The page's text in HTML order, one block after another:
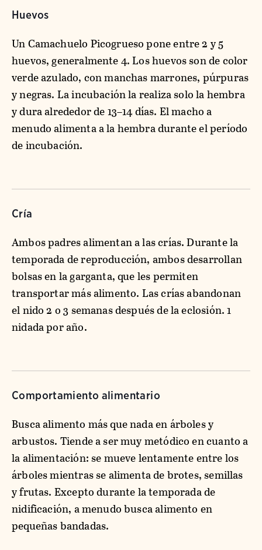
Huevos
Un Camachuelo Picogrueso pone entre 2 y 5
huevos, generalmente 4. Los huevos son de color
verde azulado, con manchas marrones, púrpuras
y negras. La incubación la realiza solo la hembra
y dura alrededor de 13–14 días. El macho a
menudo alimenta a la hembra durante el período
de incubación.
Cría
Ambos padres alimentan a las crías. Durante la
temporada de reproducción, ambos desarrollan
bolsas en la garganta, que les permiten
transportar más alimento. Las crías abandonan
el nido 2 o 3 semanas después de la eclosión. 1
nidada por año.
Comportamiento alimentario
Busca alimento más que nada en árboles y
arbustos. Tiende a ser muy metódico en cuanto a
la alimentación: se mueve lentamente entre los
árboles mientras se alimenta de brotes, semillas
y frutas. Excepto durante la temporada de
nidificación, a menudo busca alimento en
pequeñas bandadas.